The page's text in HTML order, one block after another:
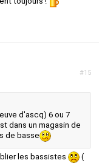
#15
d'ascq) 6 ou 7
dans un magasin de
de basse
les bassistes
(